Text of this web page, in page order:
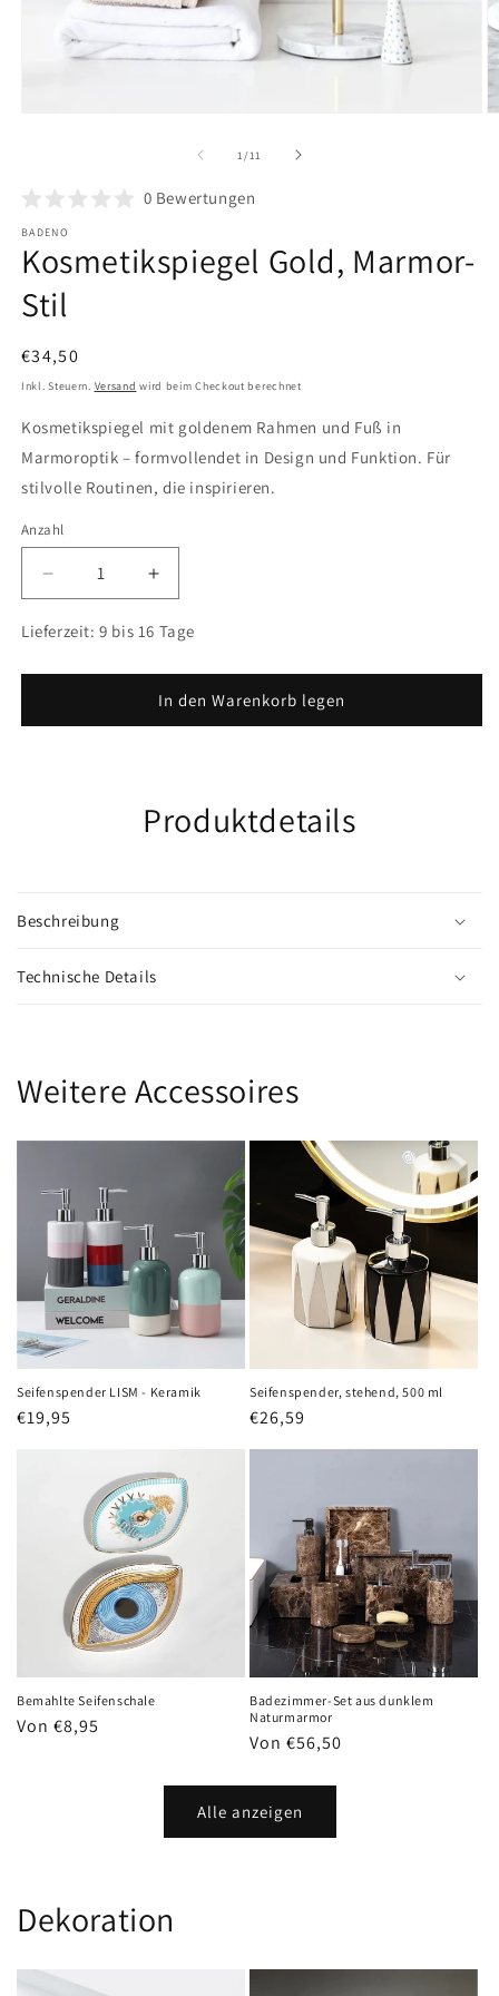
öffnen
1 /von
11
0 Bewertungen
BADENO
Kosmetikspiegel Gold, Marmor-
Stil
Normaler
Preis
€34,50
Inkl. Steuern. Versand wird beim Checkout berechnet
Kosmetikspiegel mit goldenem Rahmen und Fuß in
Marmoroptik – formvollendet in Design und Funktion. Für
stilvolle Routinen, die inspirieren.
Anzahl
Anzahl
Verringere
die
Menge
Kosmetikspiegel
Marmor-
Erhöhe
die
Menge
Kosmetikspiegel
Gold,
Marmor-
Lieferzeit:9 bis 16 Tage
In den Warenkorb legen
Produktdetails
Beschreibung
Technische Details
Weitere Accessoires
Seifenspender LISM - Keramik
Normaler
€19,95
Seifenspender, stehend, 500 ml
Normaler
€26,59
Bemahlte Seifenschale
Normaler
Von €8,95
Badezimmer-Set aus dunklem
Naturmarmor
Normaler
Von €56,50
Alle anzeigen
Dekoration